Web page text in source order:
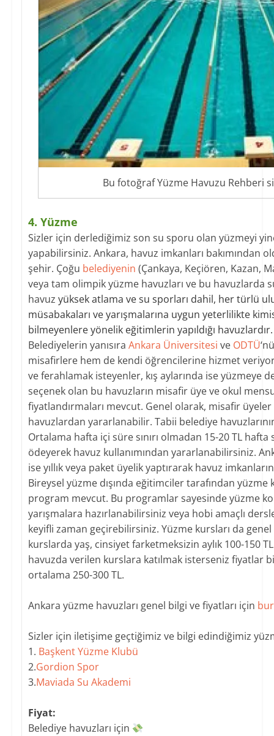
Bu fotoğraf Yüzme Havuzu Rehberi
4. Yüzme
Sizler için derlediğimiz son su sporu olan yüzmeyi
yapabilirsiniz. Ankara, havuz imkanları bakımından
şehir. Çoğu belediyenin (Çankaya, Keçiören, Kazan,
veya tam olimpik yüzme havuzları ve bu havuzlarda
havuz yüksek atlama ve su sporları dahil, her türlü
müsabakaları ve yarışmalarına uygun yeterlilikte
bilmeyenlere yönelik eğitimlerin yapıldığı
Belediyelerin yanısıra Ankara Üniversitesi ve ODTÜ
misafirlere hem de kendi öğrencilerine hizmet
ve ferahlamak isteyenler, kış aylarında ise yüzmeye
seçenek olan bu havuzların misafir üye ve okul
fiyatlandırmaları mevcut. Genel olarak, misafir
havuzlardan yararlanabilir. Tabii belediye
Ortalama hafta içi süre sınırı olmadan 15-20 TL
ödeyerek havuz kullanımından yararlanabilirsiniz.
ise yıllık veya paket üyelik yaptırarak havuz
Bireysel yüzme dışında eğitimciler tarafından
program mevcut. Bu programlar sayesinde yüzme
yarışmalara hazırlanabilirsiniz veya hobi amaçlı
keyifli zaman geçirebilirsiniz. Yüzme kursları da
kurslarda yaş, cinsiyet farketmeksizin aylık 100-150
havuzda verilen kurslara katılmak isterseniz fiyatlar
ortalama 250-300 TL.
​Ankara yüzme havuzları genel bilgi ve fiyatları için
​Sizler için iletişime geçtiğimiz ve bilgi edindiğimiz
1. Başkent Yüzme Klubü
2.Gordion Spor
3.Maviada Su Akademi
Fiyat:
Belediye havuzları için